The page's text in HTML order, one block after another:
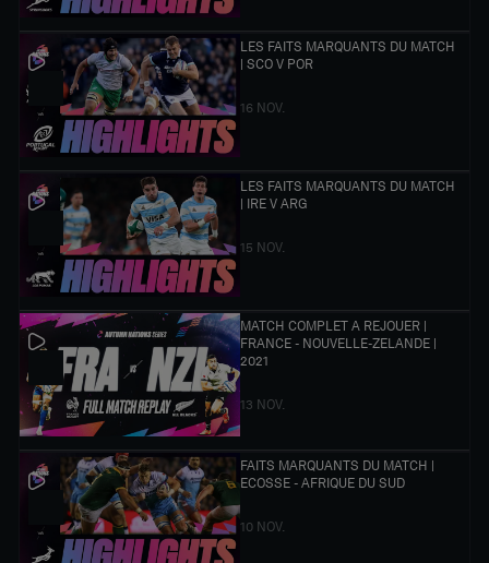
LES FAITS MARQUANTS DU MATCH
| SCO V POR
16 NOV.
LES FAITS MARQUANTS DU MATCH
| IRE V ARG
15 NOV.
MATCH COMPLET A REJOUER |
FRANCE - NOUVELLE-ZELANDE |
2021
13 NOV.
FAITS MARQUANTS DU MATCH |
ECOSSE - AFRIQUE DU SUD
10 NOV.